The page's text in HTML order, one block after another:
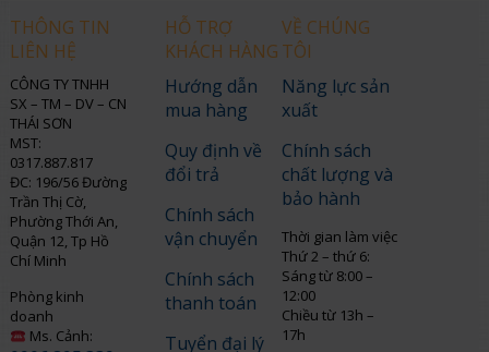
THÔNG TIN
LIÊN HỆ
CÔNG TY TNHH
SX – TM – DV – CN
THÁI SƠN
MST:
0317.887.817
ĐC: 196/56 Đường
Trần Thị Cờ,
Phường Thới An,
Quận 12, Tp Hồ
Chí Minh
Phòng kinh
doanh
Ms. Cảnh:
HỖ TRỢ
KHÁCH HÀNG
Hướng dẫn
mua hàng
Quy định về
đổi trả
Chính sách
vận chuyển
Chính sách
thanh toán
Tuyển đại lý
VỀ CHÚNG
TÔI
Năng lực sản
xuất
Chính sách
chất lượng và
bảo hành
Thời gian làm việc
Thứ 2 – thứ 6:
Sáng từ 8:00 –
12:00
Chiều từ 13h –
17h